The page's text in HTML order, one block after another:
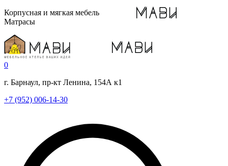
Корпусная и мягкая мебель
Матрасы
0
г. Барнаул, пр-кт Ленина, 154А к1
+7 (952) 006-14-30